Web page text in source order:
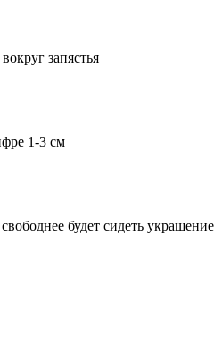
запястья
1-3 см
будет сидеть украшение